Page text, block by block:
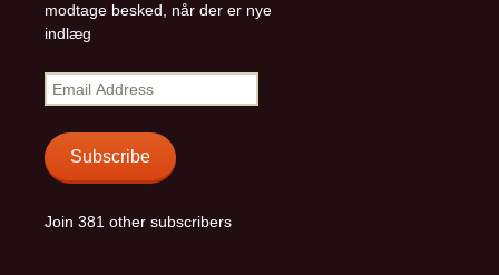
modtage besked, når der er nye
indlæg
Email
Address
Subscribe
Join 381 other subscribers